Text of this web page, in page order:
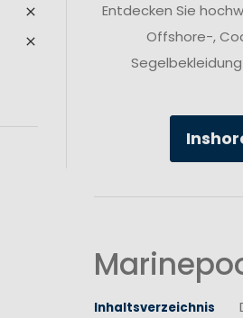
Entdecken Sie
Offshore-,
Inhaltsverzeichnis